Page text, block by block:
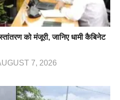
को मंजूरी, जानिए धामी कैबिनेट
7, 2026